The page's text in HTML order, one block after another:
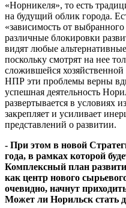
«Норникеля», то есть
на будущий облик города.
«зависимость от
различные блокировки
видят любые
поскольку смотрят на нее
сложившейся
НПР эти проблемы верны
успешная деятельность
развертывается в условиях
закрепляет и усиливает
представлений о развитии.
- При этом в новой
года, в рамках которой
Комплексный план
как центр нового
очевидно, начнут
Может ли Норильск стать